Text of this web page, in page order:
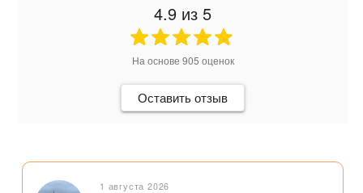
4.9 из 5
На основе 905 оценок
Оставить отзыв
1 августа 2026